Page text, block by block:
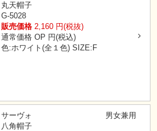
丸天帽子
G-5028
販売価格 2,160 円(税抜)
通常価格 OP 円(税込)
色:ホワイト(全１色) SIZE:F
男女兼用
サーヴォ
八角帽子